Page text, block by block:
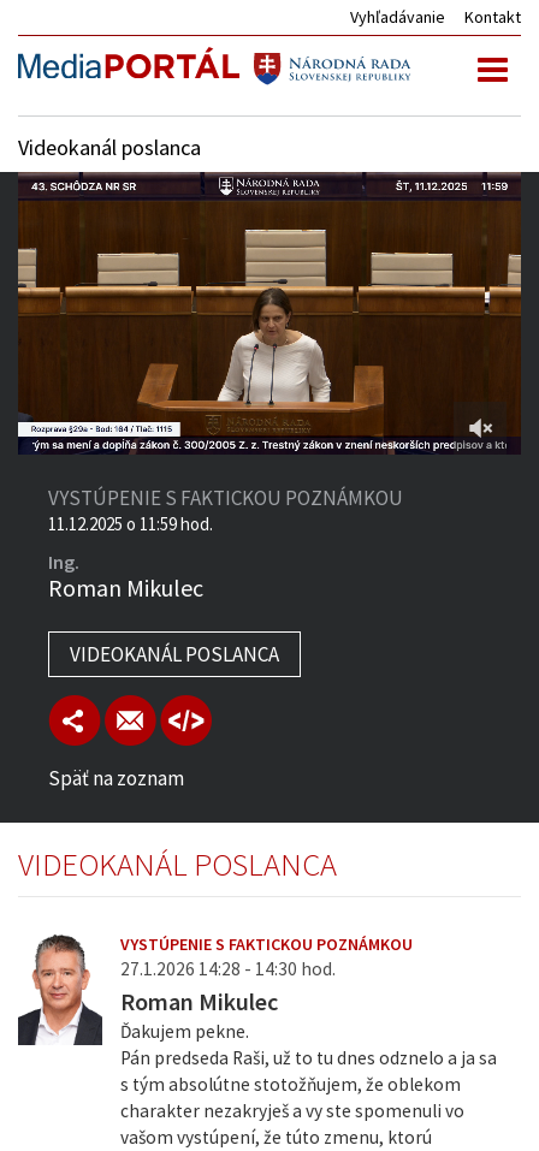
Vyhľadávanie Kontakt
Videokanál poslanca
4:02:30
VYSTÚPENIE S FAKTICKOU POZNÁMKOU
11.12.2025 o 11:59 hod.
Ing.
Roman Mikulec
VIDEOKANÁL POSLANCA
Späť na zoznam
VIDEOKANÁL POSLANCA
VYSTÚPENIE S FAKTICKOU POZNÁMKOU
27.1.2026 14:28 - 14:30 hod.
Roman Mikulec
Ďakujem pekne.
Pán predseda Raši, už to tu dnes odznelo a ja sa
s tým absolútne stotožňujem, že oblekom
charakter nezakryješ a vy ste spomenuli vo
vašom vystúpení, že túto zmenu, ktorú